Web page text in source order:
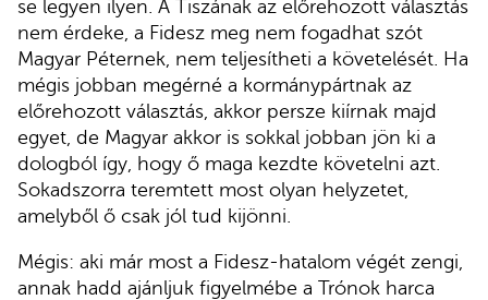
se legyen ilyen. A Tiszának az előrehozott választás
nem érdeke, a Fidesz meg nem fogadhat szót
Magyar Péternek, nem teljesítheti a követelését. Ha
mégis jobban megérné a kormánypártnak az
előrehozott választás, akkor persze kiírnak majd
egyet, de Magyar akkor is sokkal jobban jön ki a
dologból így, hogy ő maga kezdte követelni azt.
Sokadszorra teremtett most olyan helyzetet,
amelyből ő csak jól tud kijönni.
Mégis: aki már most a Fidesz-hatalom végét zengi,
annak hadd ajánljuk figyelmébe a Trónok harca